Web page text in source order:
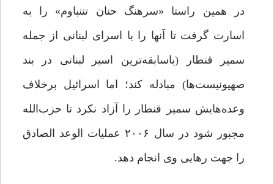
در همین راستا «سرهنگ حنان تننباوم» را به
اسارت گرفت تا آنها را با اسرای لبنانی از جمله
سمیر قنطار (باسابقه‌ترین اسیر لبنانی در بند
صهیونیست‌ها) مبادله کند؛ اما اسرائیل برخلاف
وعده‌هایش سمیر قنطار را آزاد نکرد تا حزب‌الله
مجبور شود در سال ۲۰۰۶ عملیات الوعد الصادق
را جهت رهایی وی انجام دهد.